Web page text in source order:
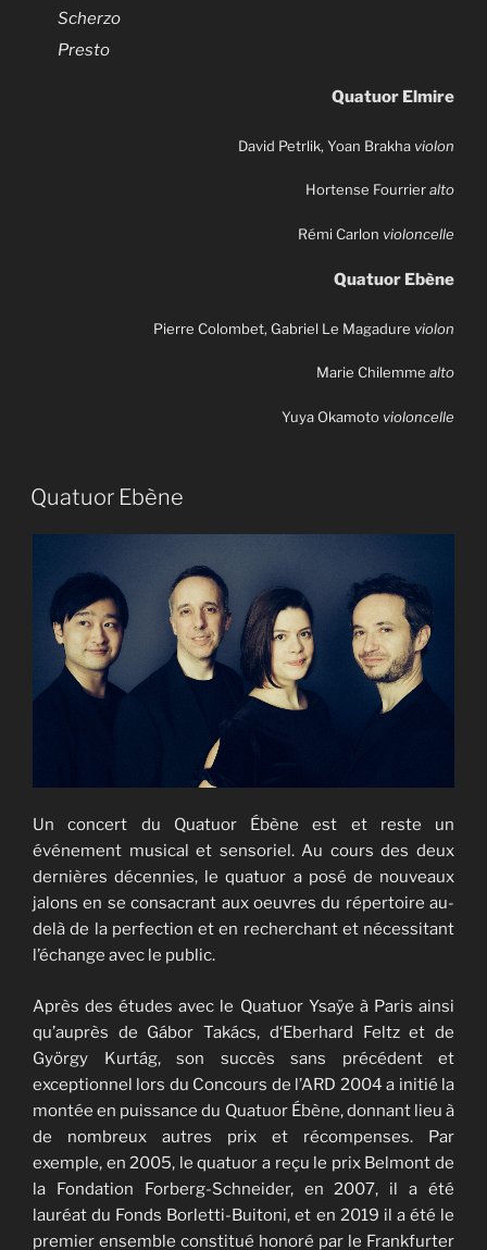
Scherzo
Presto
Quatuor Elmire
David Petrlik, Yoan Brakha violon
Hortense Fourrieralto
Rémi Carlon violoncelle
Quatuor Ebène
Pierre Colombet, Gabriel Le Magadure violon
Marie Chilemme alto
Yuya Okamoto violoncelle
Quatuor Ebène
Un concert du Quatuor Ébène est et reste un
événement musical et sensoriel. Au cours des deux
dernières décennies, le quatuor a posé de nouveaux
jalons en se consacrant aux oeuvres du répertoire au-
delà de la perfection et en recherchant et nécessitant
l’échange avec le public.
Après des études avec le Quatuor Ysaÿe à Paris ainsi
qu’auprès de Gábor Takács, d‘Eberhard Feltz et de
György Kurtág, son succès sans précédent et
exceptionnel lors du Concours de l’ARD 2004 a initié la
montée en puissance du Quatuor Ébène, donnant lieu à
de nombreux autres prix et récompenses. Par
exemple, en 2005, le quatuor a reçu le prix Belmont de
la Fondation Forberg-Schneider, en 2007, il a été
lauréat du Fonds Borletti-Buitoni, et en 2019 il a été le
premier ensemble constitué honoré par le Frankfurter